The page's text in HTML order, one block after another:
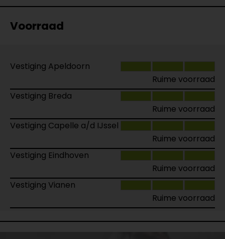
Voorraad
Vestiging Apeldoorn
Ruime voorraad
Vestiging Breda
Ruime voorraad
Vestiging Capelle a/d IJssel
Ruime voorraad
Vestiging Eindhoven
Ruime voorraad
Vestiging Vianen
Ruime voorraad